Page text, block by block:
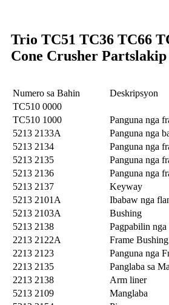
Trio TC51 TC36 TC66
Cone Crusher Partslakip
Numero sa Bahin
Deskripsyon
TC510 0000
TC510 1000
Panguna nga
5213 2133A
Panguna nga
5213 2134
Panguna nga
5213 2135
Panguna nga
5213 2136
Panguna nga
5213 2137
Keyway
5213 2101A
Ibabaw nga
5213 2103A
Bushing
5213 2138
Pagpabilin nga
2213 2122A
Frame Bushing
2213 2123
Panguna nga
2213 2135
Panglaba sa
2213 2138
Arm liner
5213 2109
Manglaba